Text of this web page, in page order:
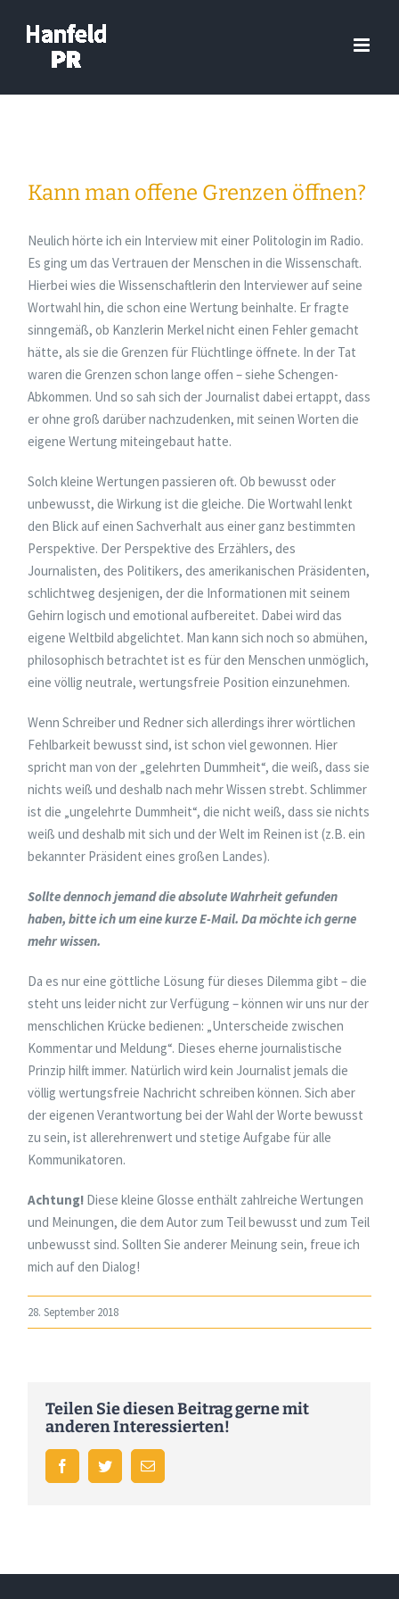
Inhalt
Kann man offene Grenzen öffnen?
Neulich hörte ich ein Interview mit einer Politologin im Radio.
Es ging um das Vertrauen der Menschen in die Wissenschaft.
Hierbei wies die Wissenschaftlerin den Interviewer auf seine
Wortwahl hin, die schon eine Wertung beinhalte. Er fragte
sinngemäß, ob Kanzlerin Merkel nicht einen Fehler gemacht
hätte, als sie die Grenzen für Flüchtlinge öffnete. In der Tat
waren die Grenzen schon lange offen – siehe Schengen-
Abkommen. Und so sah sich der Journalist dabei ertappt, dass
er ohne groß darüber nachzudenken, mit seinen Worten die
eigene Wertung miteingebaut hatte.
Solch kleine Wertungen passieren oft. Ob bewusst oder
unbewusst, die Wirkung ist die gleiche. Die Wortwahl lenkt
den Blick auf einen Sachverhalt aus einer ganz bestimmten
Perspektive. Der Perspektive des Erzählers, des
Journalisten, des Politikers, des amerikanischen Präsidenten,
schlichtweg desjenigen, der die Informationen mit seinem
Gehirn logisch und emotional aufbereitet. Dabei wird das
eigene Weltbild abgelichtet. Man kann sich noch so abmühen,
philosophisch betrachtet ist es für den Menschen unmöglich,
eine völlig neutrale, wertungsfreie Position einzunehmen.
Wenn Schreiber und Redner sich allerdings ihrer wörtlichen
Fehlbarkeit bewusst sind, ist schon viel gewonnen. Hier
spricht man von der „gelehrten Dummheit“, die weiß, dass sie
nichts weiß und deshalb nach mehr Wissen strebt. Schlimmer
ist die „ungelehrte Dummheit“, die nicht weiß, dass sie nichts
weiß und deshalb mit sich und der Welt im Reinen ist (z.B. ein
bekannter Präsident eines großen Landes).
Sollte dennoch jemand die absolute Wahrheit gefunden
haben, bitte ich um eine kurze E-Mail. Da möchte ich gerne
mehr wissen.
Da es nur eine göttliche Lösung für dieses Dilemma gibt – die
steht uns leider nicht zur Verfügung – können wir uns nur der
menschlichen Krücke bedienen: „Unterscheide zwischen
Kommentar und Meldung“. Dieses eherne journalistische
Prinzip hilft immer. Natürlich wird kein Journalist jemals die
völlig wertungsfreie Nachricht schreiben können. Sich aber
der eigenen Verantwortung bei der Wahl der Worte bewusst
zu sein, ist allerehrenwert und stetige Aufgabe für alle
Kommunikatoren.
Achtung! Diese kleine Glosse enthält zahlreiche Wertungen
und Meinungen, die dem Autor zum Teil bewusst und zum Teil
unbewusst sind. Sollten Sie anderer Meinung sein, freue ich
mich auf den Dialog!
28. September 2018
Teilen Sie diesen Beitrag gerne mit
anderen Interessierten!
FacebookTwitterE-
Mail